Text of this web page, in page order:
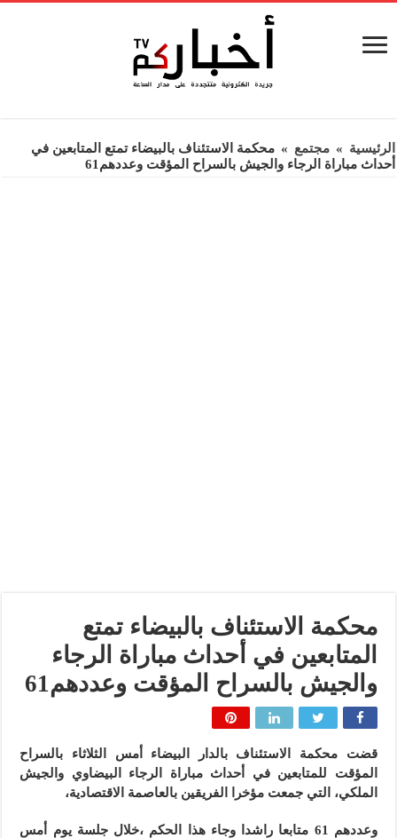
الرئيسية » مجتمع » محكمة الاستئناف بالبيضاء تمتع المتابعين في
أحداث مباراة الرجاء والجيش بالسراح المؤقت وعددهم61
محكمة الاستئناف بالبيضاء تمتع
المتابعين في أحداث مباراة الرجاء
والجيش بالسراح المؤقت وعددهم61
قضت محكمة الاستئناف بالدار البيضاء أمس الثلاثاء بالسراح
المؤقت للمتابعين في أحداث مباراة الرجاء البيضاوي والجيش
الملكي، التي جمعت مؤخرا الفريقين بالعاصمة الاقتصادية،
وعددهم 61 متابعا راشدا وجاء هذا الحكم ،خلال جلسة يوم أمس